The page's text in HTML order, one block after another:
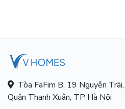
Tòa FaFim B, 19 Nguyễn
Quận Thanh Xuân, TP Hà Nội